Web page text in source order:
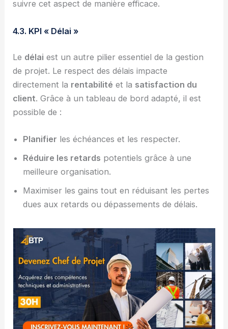
suivre cet aspect de manière efficace.
4.3. KPI « Délai »
Le délai est un autre pilier essentiel de la gestion
de projet. Le respect des délais impacte
directement la rentabilité et la satisfaction du
client. Grâce à un tableau de bord adapté, il est
possible de :
Planifier les échéances et les respecter.
Réduire les retards potentiels grâce à une
meilleure organisation.
Maximiser les gains tout en réduisant les pertes
dues aux retards ou dépassements de délais.